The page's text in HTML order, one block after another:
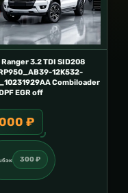
3.2 TDI SID208
12K532-
Combiloader
EGR off
₽
300 ₽